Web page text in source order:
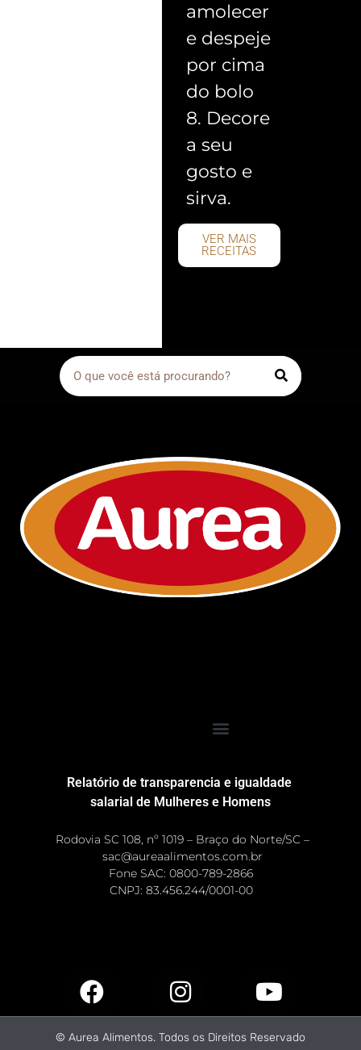
amolecer
e despeje
por cima
do bolo
8. Decore
a seu
gosto e
sirva.
VER MAIS
RECEITAS
Rodovia SC 108, nº 1019 – Braço do Norte/SC –
sac@aureaalimentos.com.br
Fone SAC: 0800-789-2866
CNPJ: 83.456.244/0001-00 ​
Relatório de transparencia e igualdade
salarial de Mulheres e Homens
© Aurea Alimentos. Todos os Direitos Reservado